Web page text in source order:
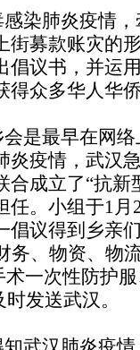
染肺炎疫情，
街募款账灾的
倡议书，并运
得众多华人华
是最早在网络
炎疫情，武汉
成立了“抗新
。小组于1
倡议得到乡亲
务、物资、物
一次性防护
发送武汉。